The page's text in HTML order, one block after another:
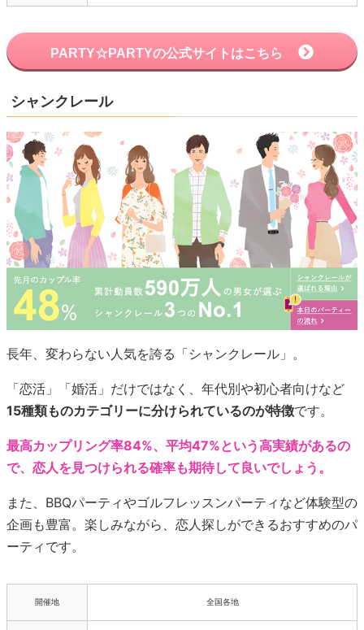
PARTY☆PARTYの公式サイトはこちら
シャンクレール
長年、変わらない人気を誇る「シャンクレール」。
「恋活」「婚活」だけではなく、年代別や初心者向けなど
15種類ものカテゴリーに分けられているのが特徴です。
最高カップリング率84%、平均47%という高実績があるの
で、恋人を見つけられる確率も期待して良いでしょう。
また、BBQパーティやゴルフレッスンパーティなど体験型の
企画も豊富。楽しみながら、恋人探しができるおすすめのパ
ーティです。
開催地 全国各地